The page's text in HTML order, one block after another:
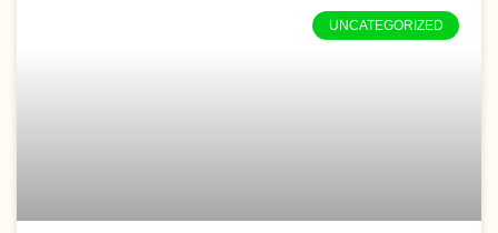
UNCATEGORIZED